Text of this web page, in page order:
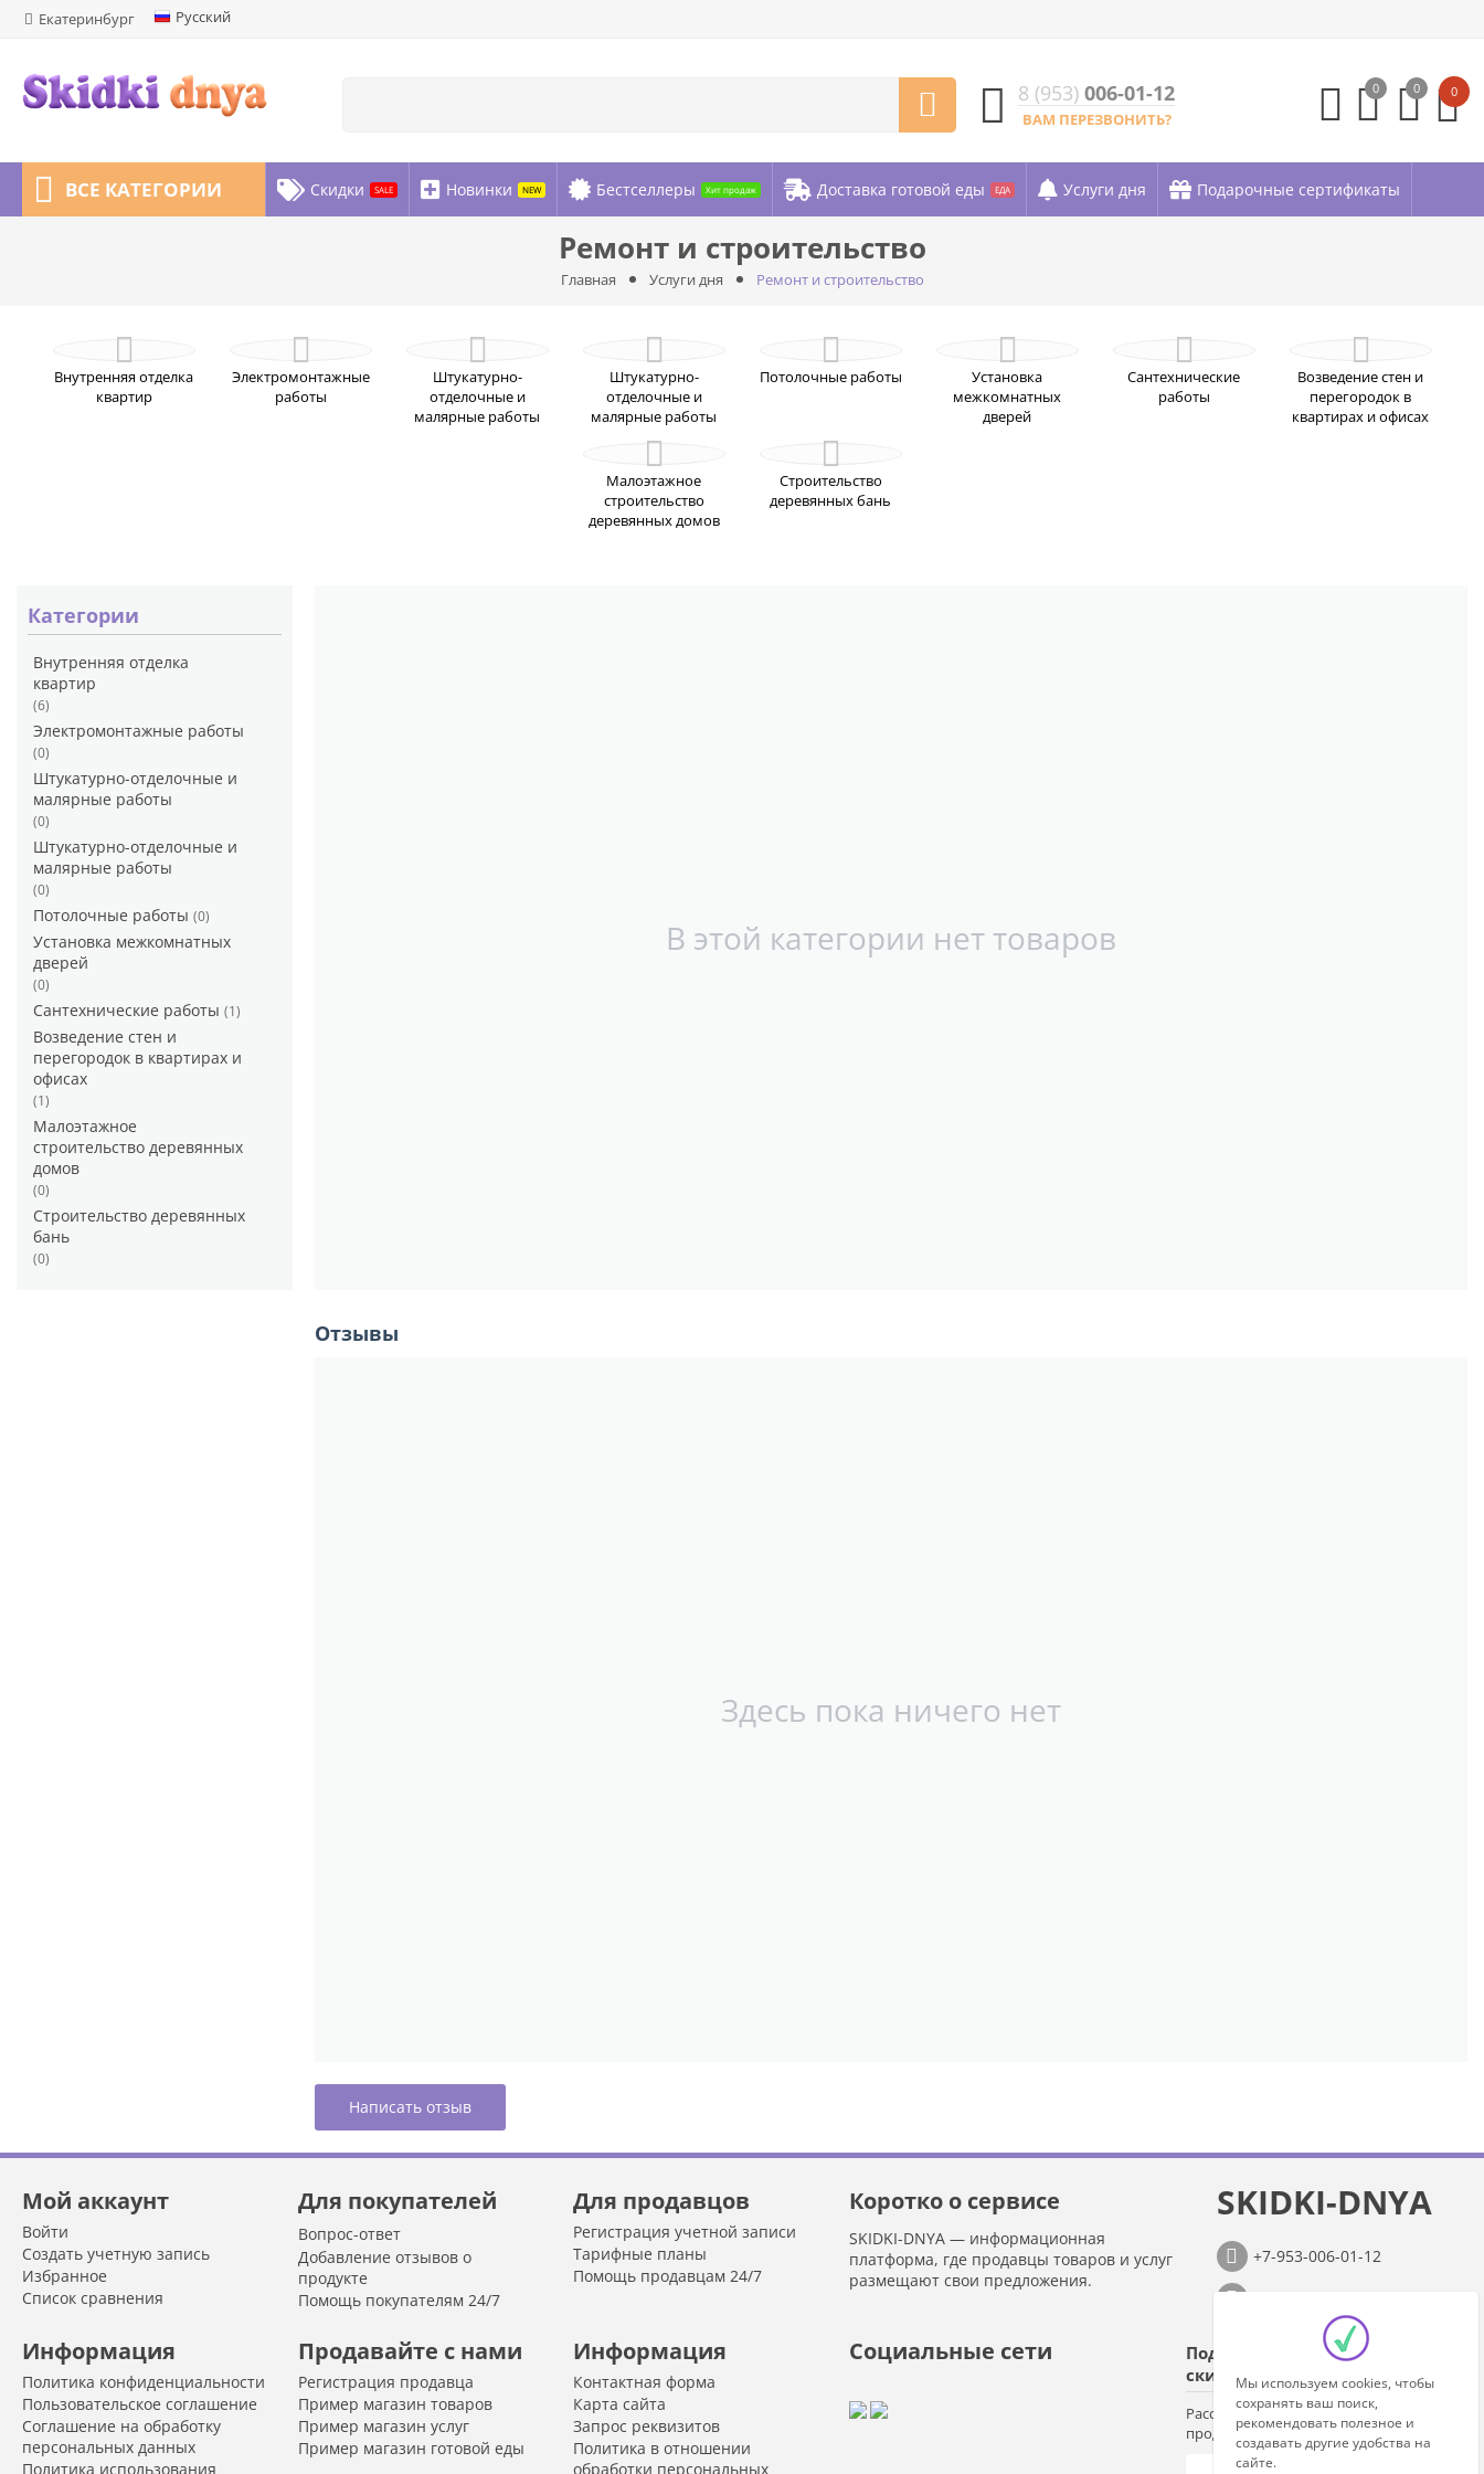
Екатеринбург Русский
8 (953) 006-01-12
ВАМ ПЕРЕЗВОНИТЬ?
0
0 0
ВСЕ КАТЕГОРИИ Скидки SALE Новинки NEW Бестселлеры Хит продаж Доставка готовой еды ЕДА Услуги дня Подарочные сертификаты
Ремонт и строительство
Главная Услуги дня Ремонт и строительство
Внутренняя отделка
квартир
Электромонтажные
работы
Штукатурно-
отделочные и
малярные работы
Штукатурно-
отделочные и
малярные работы
Потолочные работы
Установка
межкомнатных
дверей
Сантехнические
работы
Возведение стен и
перегородок в
квартирах и офисах
Малоэтажное
строительство
деревянных домов
Строительство
деревянных бань
Категории
Внутренняя отделка
квартир
(6)
Электромонтажные работы
(0)
Штукатурно-отделочные и
малярные работы
(0)
Штукатурно-отделочные и
малярные работы
(0)
Потолочные работы (0)
Установка межкомнатных
дверей
(0)
Сантехнические работы (1)
Возведение стен и
перегородок в квартирах и
офисах
(1)
Малоэтажное
строительство деревянных
домов
(0)
Строительство деревянных
бань
(0)
В этой категории нет товаров
Отзывы
Здесь пока ничего нет
Написать отзыв
Мой аккаунт
Войти
Создать учетную запись
Избранное
Список сравнения
Для покупателей
Вопрос-ответ
Добавление отзывов о
продукте
Помощь покупателям 24/7
Для продавцов
Регистрация учетной записи
Тарифные планы
Помощь продавцам 24/7
Коротко о сервисе
SKIDKI-DNYA — информационная
платформа, где продавцы товаров и услуг
размещают свои предложения.
SKIDKI-DNYA
+7-953-006-01-12
Информация
Политика конфиденциальности
Пользовательское соглашение
Соглашение на обработку
персональных данных
Политика использования
Продавайте с нами
Регистрация продавца
Пример магазин товаров
Пример магазин услуг
Пример магазин готовой еды
Информация
Контактная форма
Карта сайта
Запрос реквизитов
Политика в отношении
обработки персональных
Социальные сети
Подпишитесь на
скидки!
Рассылки о новых предложениях
продавцов
Мы используем cookies, чтобы
сохранять ваш поиск,
рекомендовать полезное и
создавать другие удобства на
сайте.